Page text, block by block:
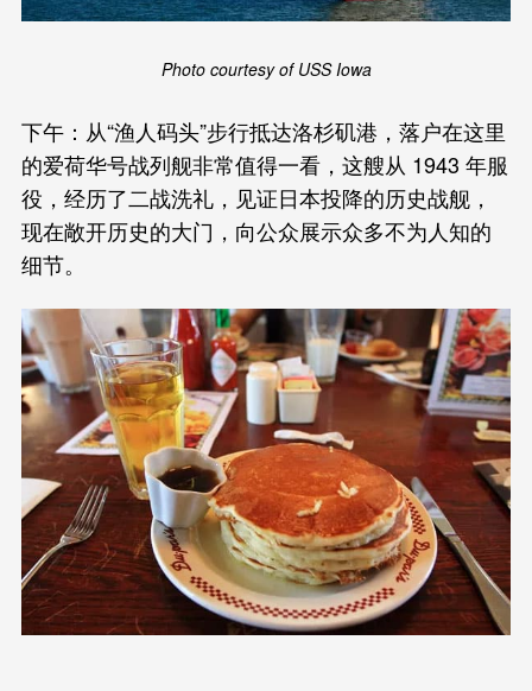
Photo courtesy of USS Iowa
下午：从“渔人码头”步行抵达洛杉矶港，落户在这里
的爱荷华号战列舰非常值得一看，这艘从 1943 年服
役，经历了二战洗礼，见证日本投降的历史战舰，
现在敞开历史的大门，向公众展示众多不为人知的
细节。